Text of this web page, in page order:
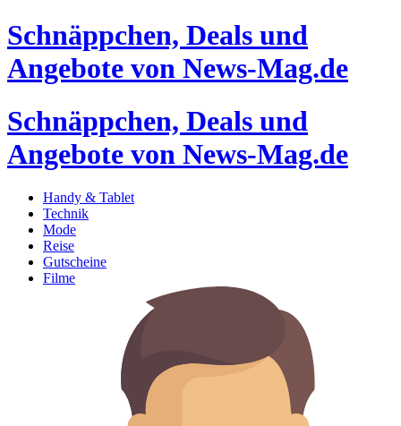
Schnäppchen, Deals und
Angebote von News-Mag.de
Schnäppchen, Deals und
Angebote von News-Mag.de
Handy & Tablet
Technik
Mode
Reise
Gutscheine
Filme